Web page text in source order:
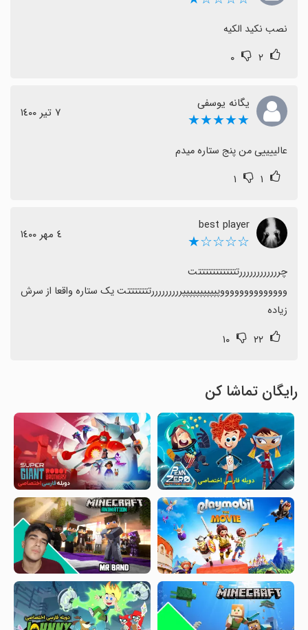
نصب نکید الکیه
۲ ۰
یگانه یوسفی
★★★★★ ٧ تیر ١٤٠٠
عالییییی من پنج ستاره میدم
۱ ۱
best player
☆☆☆☆★ ٤ مهر ١٤٠٠
زیاده
۲۲ ۱۰
رایگان تماشا کن